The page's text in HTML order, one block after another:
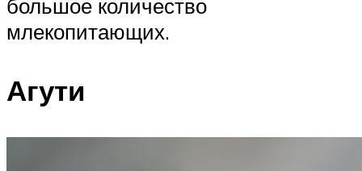
большое количество
млекопитающих.
Агути